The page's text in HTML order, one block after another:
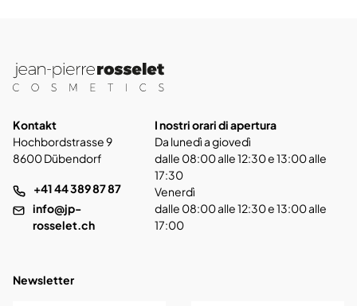
Kontakt
Hochbordstrasse 9
8600 Dübendorf
+41 44 389 87 87
info@jp-
rosselet.ch
I nostri orari di apertura
Da lunedì a giovedì
dalle 08:00 alle 12:30 e 13:00 alle
17:30
Venerdì
dalle 08:00 alle 12:30 e 13:00 alle
17:00
Newsletter